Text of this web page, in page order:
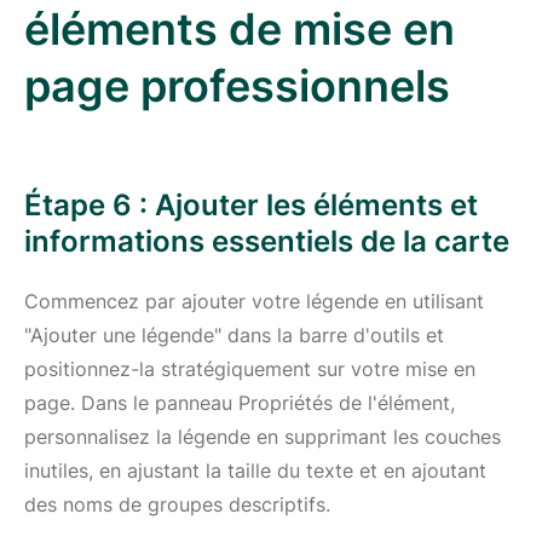
éléments de mise en
page professionnels
Étape 6 : Ajouter les éléments et
informations essentiels de la carte
Commencez par ajouter votre légende en utilisant
"Ajouter une légende" dans la barre d'outils et
positionnez-la stratégiquement sur votre mise en
page. Dans le panneau Propriétés de l'élément,
personnalisez la légende en supprimant les couches
inutiles, en ajustant la taille du texte et en ajoutant
des noms de groupes descriptifs.